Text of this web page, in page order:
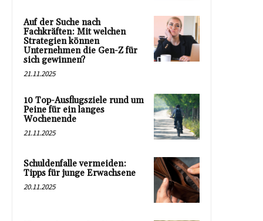
Auf der Suche nach
Fachkräften: Mit welchen
Strategien können
Unternehmen die Gen-Z für
sich gewinnen?
21.11.2025
10 Top-Ausflugsziele rund um
Peine für ein langes
Wochenende
21.11.2025
Schuldenfalle vermeiden:
Tipps für junge Erwachsene
20.11.2025